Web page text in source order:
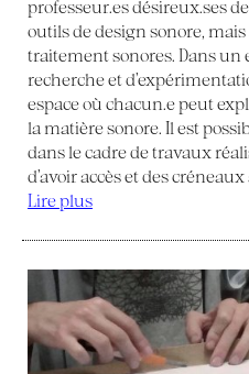
professeur.es désireux.ses
outils de design sonore,
traitement sonores. Dans un
recherche et
espace où chacun.e peut
la matière sonore. Il est
dans le cadre de travaux
d’avoir accès et des créneaux
Lire plus